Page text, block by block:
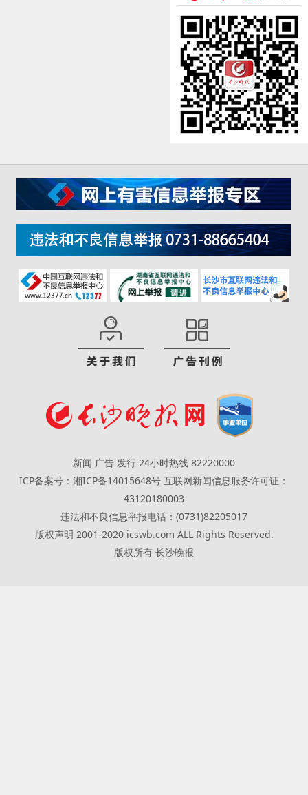
新闻 广告 发行 24小时热线 82220000
ICP备案号：湘ICP备14015648号 互联网新闻信息服务许可证：
43120180003
违法和不良信息举报电话：(0731)82205017
版权声明 2001-2020 icswb.com ALL Rights Reserved.
版权所有 长沙晚报